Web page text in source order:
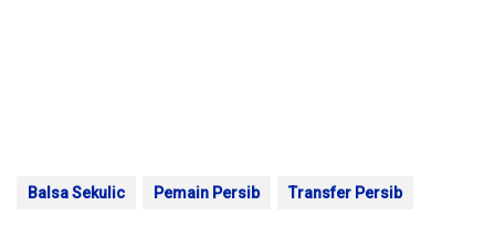
Balsa Sekulic Pemain Persib Transfer Persib